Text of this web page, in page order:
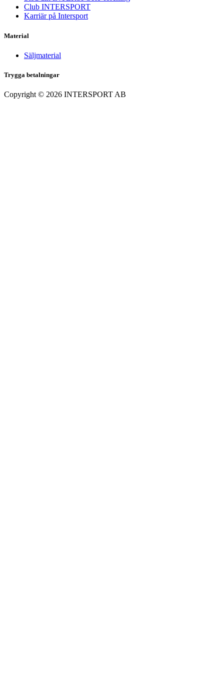
Club INTERSPORT
Karriär på Intersport
Material
Säljmaterial
Trygga betalningar
Copyright © 2026 INTERSPORT AB